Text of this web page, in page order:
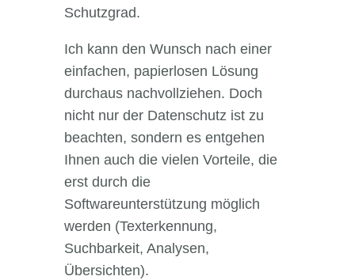
Schutzgrad.
Ich kann den Wunsch nach einer
einfachen, papierlosen Lösung
durchaus nachvollziehen. Doch
nicht nur der Datenschutz ist zu
beachten, sondern es entgehen
Ihnen auch die vielen Vorteile, die
erst durch die
Softwareunterstützung möglich
werden (Texterkennung,
Suchbarkeit, Analysen,
Übersichten).